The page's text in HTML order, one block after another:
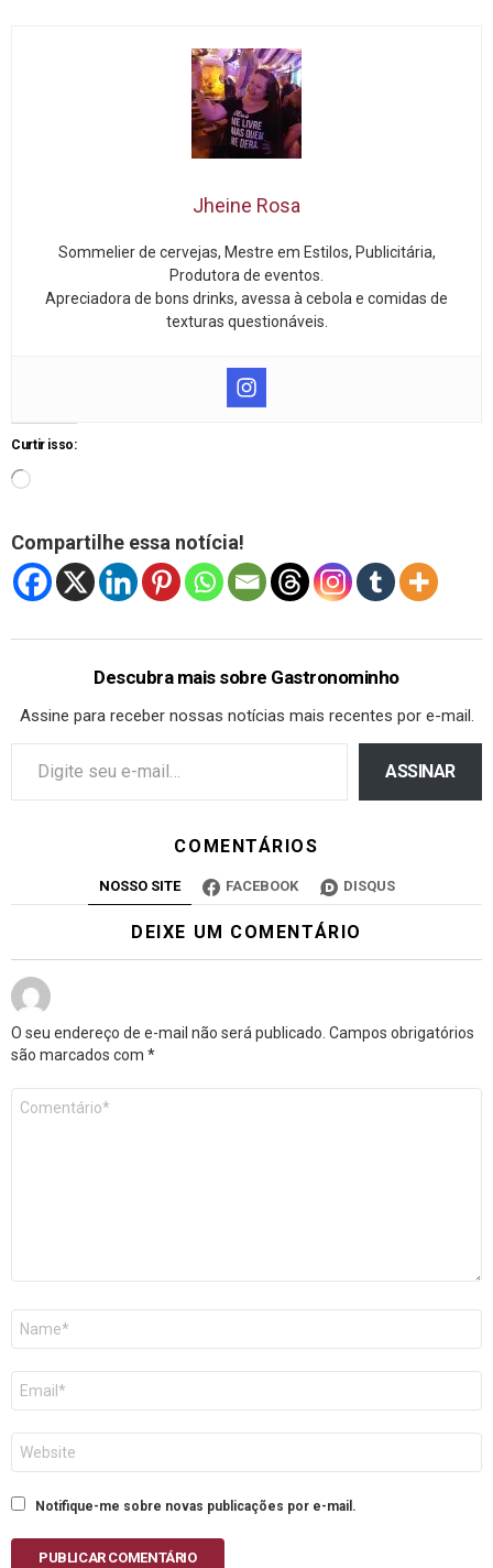
Jheine Rosa
Sommelier de cervejas, Mestre em Estilos, Publicitária,
Produtora de eventos.
Apreciadora de bons drinks, avessa à cebola e comidas de
texturas questionáveis.
Curtir isso:
Compartilhe essa notícia!
Descubra mais sobre Gastronominho
Assine para receber nossas notícias mais recentes por e-mail.
ASSINAR
COMENTÁRIOS
NOSSO SITE FACEBOOK DISQUS
DEIXE UM COMENTÁRIO
O seu endereço de e-mail não será publicado. Campos obrigatórios
são marcados com *
mail
Notifique-me sobre novas publicações por e-mail.
PUBLICAR COMENTÁRIO